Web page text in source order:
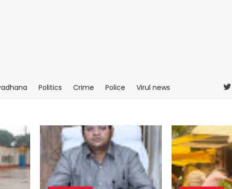
Politics Crime Police Virul news